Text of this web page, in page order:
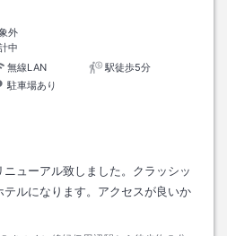
外
中
無線LAN
駅徒歩5分
駐車場あり
ューアル致しました。クラッシッ
ルになります。アクセスが良いか